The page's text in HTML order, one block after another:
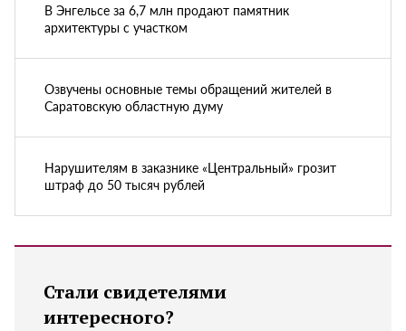
В Энгельсе за 6,7 млн продают памятник
архитектуры с участком
Озвучены основные темы обращений жителей в
Саратовскую областную думу
Нарушителям в заказнике «Центральный» грозит
штраф до 50 тысяч рублей
Стали свидетелями
интересного?